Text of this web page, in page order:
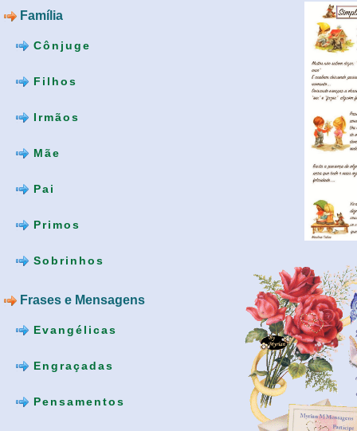
Família
Cônjuge
Filhos
Irmãos
Mãe
Pai
Primos
Sobrinhos
Frases e Mensagens
Evangélicas
Engraçadas
Pensamentos